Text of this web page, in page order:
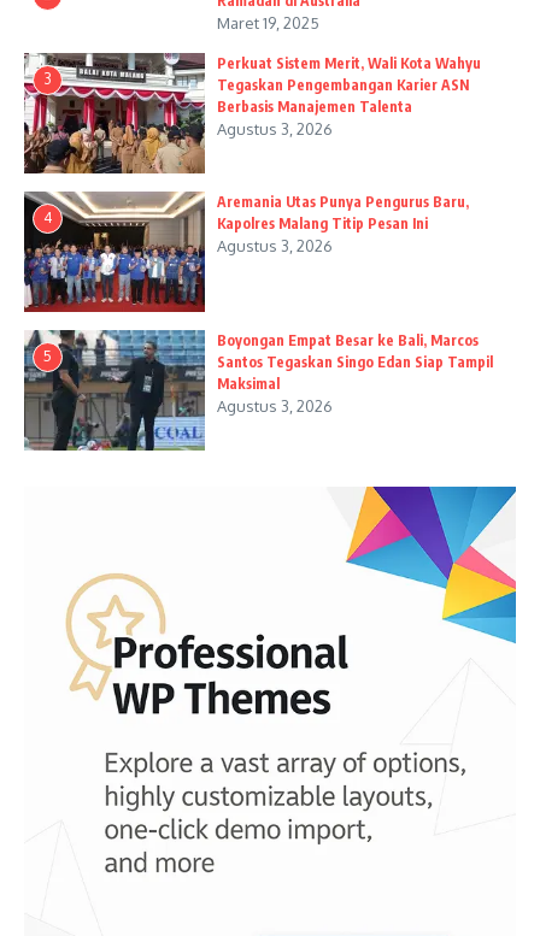
Maret 19, 2025
3
Perkuat Sistem Merit, Wali Kota Wahyu
Tegaskan Pengembangan Karier ASN
Berbasis Manajemen Talenta
Agustus 3, 2026
4
Aremania Utas Punya Pengurus Baru,
Kapolres Malang Titip Pesan Ini
Agustus 3, 2026
5
Boyongan Empat Besar ke Bali, Marcos
Santos Tegaskan Singo Edan Siap Tampil
Maksimal
Agustus 3, 2026